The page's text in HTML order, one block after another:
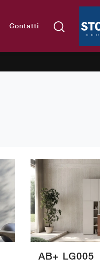
Contatti
AB+ LG005